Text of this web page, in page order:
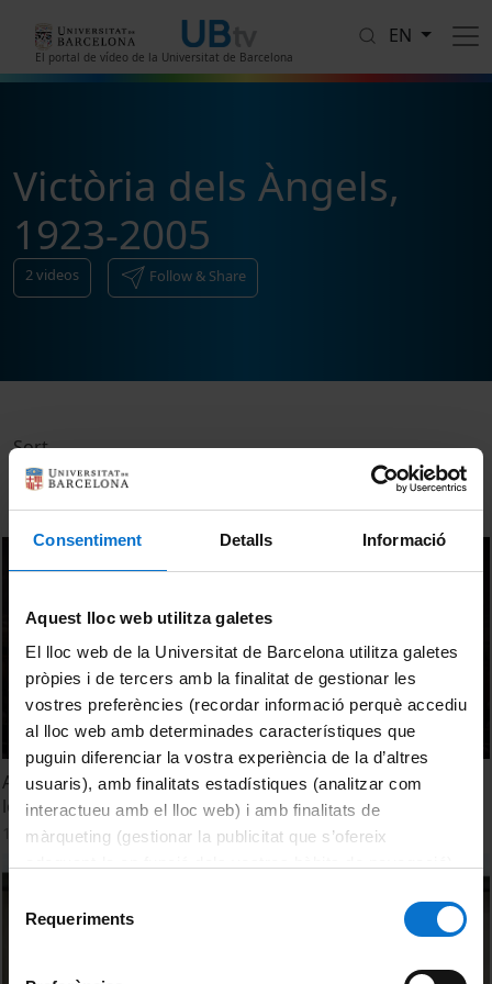
Consentiment Detalls Informació
Aquest lloc web utilitza galetes
El lloc web de la Universitat de Barcelona utilitza galetes
pròpies i de tercers amb la finalitat de gestionar les
vostres preferències (recordar informació perquè accediu
al lloc web amb determinades característiques que
puguin diferenciar la vostra experiència de la d’altres
usuaris), amb finalitats estadístiques (analitzar com
interactueu amb el lloc web) i amb finalitats de
màrqueting (gestionar la publicitat que s’ofereix
consultar laPolítica de galetes del lloc web de la
Requeriments
El portal de vídeo de la Universitat de Barcelona
EN
Victòria dels Àngels,
1923-2005
2videos Follow & Share
Sort
Acte inaugural del centenari del naixement de Victoria de
los Ángeles
1 November, 2023